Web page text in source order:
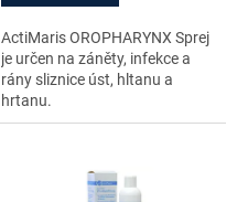
ActiMaris OROPHARYNX Sprej
je určen na záněty, infekce a
rány sliznice úst, hltanu a
hrtanu.